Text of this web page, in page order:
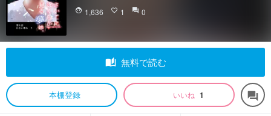
face 1,636 favorite_border 1 question_answer 0
auto_stories 無料で読む
本棚登録 いいね 1 forum